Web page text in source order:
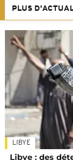
PLUS
LIBYE
Libye : des